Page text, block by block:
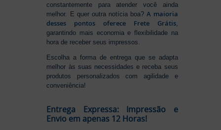
constantemente para atender você ainda
melhor. E quer outra notícia boa?A maioria
desses pontos oferece Frete Grátis,
garantindo mais economia e flexibilidade na
hora de receber seus impressos.
Escolha a forma de entrega que se adapta
melhor às suas necessidades e receba seus
produtos personalizados com agilidade e
conveniência!
Entrega Expressa: Impressão e
Envio em apenas 12 Horas!